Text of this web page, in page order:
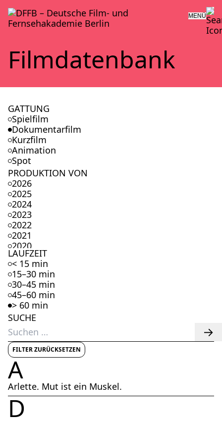
MENÜ
Film­da­ten­bank
GATTUNG
Spielfilm
Dokumentarfilm
Kurzfilm
Animation
Spot
PRODUKTION VON
2026
2025
2024
2023
2022
2021
2020
2019
2018
2017
2016
2015
2014
2013
2012
2011
2010
2009
2008
2007
2006
2005
2004
LAUFZEIT
< 15 min
15–30 min
30–45 min
45–60 min
> 60 min
SUCHE
Suchen
nach:
FILTER ZURÜCKSETZEN
A
Arlette. Mut ist ein Muskel.
D